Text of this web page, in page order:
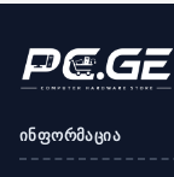
ინფორმაცია